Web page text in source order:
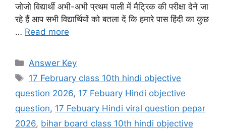
जोजो विद्यार्थी अभी-अभी प्रथम पाली में मैट्रिक की परीक्षा देने जा
रहे हैं आप सभी विद्यार्थियों को बतला दें कि हमारे पास हिंदी का कुछ
… Read more
Categories
Answer Key
Tags
17 February class 10th hindi objective
question 2026, 17 Febuary Hindi objective
question, 17 Febuary Hindi viral question pepar
2026, bihar board class 10th hindi objective